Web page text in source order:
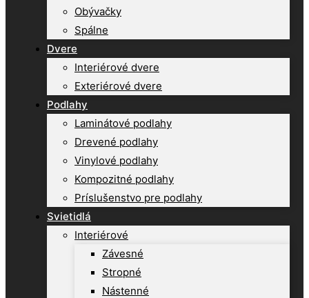
Obývačky
Spálne
Dvere
Interiérové dvere
Exteriérové dvere
Podlahy
Laminátové podlahy
Drevené podlahy
Vinylové podlahy
Kompozitné podlahy
Príslušenstvo pre podlahy
Svietidlá
Interiérové
Závesné
Stropné
Nástenné